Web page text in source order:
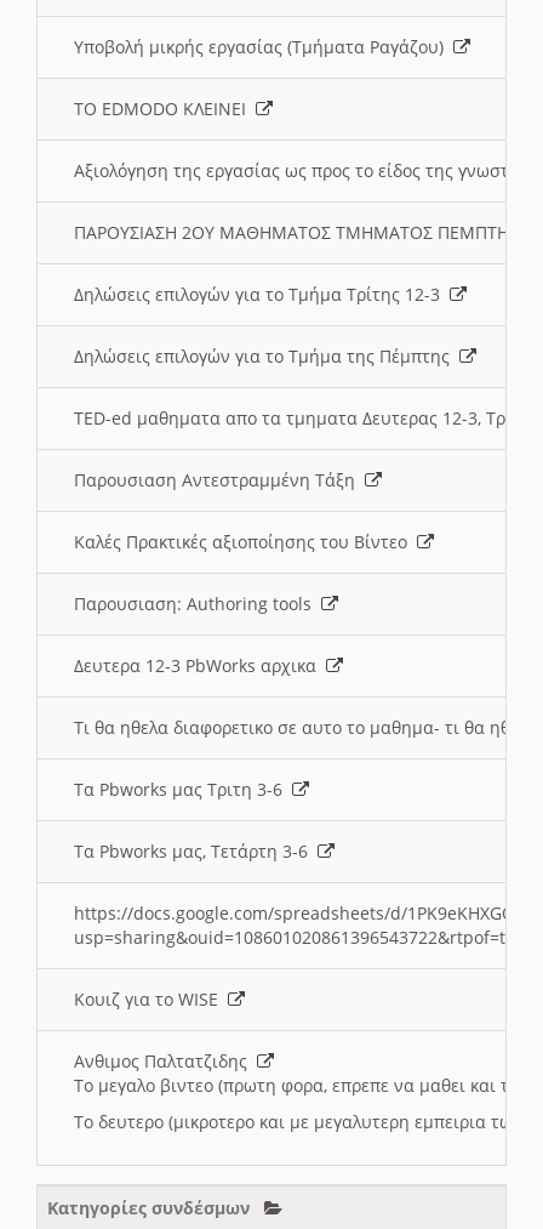
Υποβολή μικρής εργασίας (Τμήματα Ραγάζου)
ΤΟ EDMODO ΚΛΕΙΝΕΙ
Αξιολόγηση της εργασίας ως προς το είδος της
ΠΑΡΟΥΣΙΑΣΗ 2ΟΥ ΜΑΘΗΜΑΤΟΣ ΤΜΗΜΑΤΟΣ
Δηλώσεις επιλογών για το Τμήμα Τρίτης 12-3
Δηλώσεις επιλογών για το Τμήμα της Πέμπτης
TED-ed μαθηματα απο τα τμηματα Δευτερας 12-3,
Παρουσιαση Αντεστραμμένη Τάξη
Καλές Πρακτικές αξιοποίησης του Βίντεο
Παρουσιαση: Authoring tools
Δευτερα 12-3 PbWorks αρχικα
Τι θα ηθελα διαφορετικο σε αυτο το μαθημα- τι θα
Τα Pbworks μας Τριτη 3-6
Τα Pbworks μας, Τετάρτη 3-6
https://docs.google.com/spreadsheets/d/
Κουιζ για το WISE
Ανθιμος Παλτατζιδης
Το μεγαλο βιντεο (πρωτη φορα, επρεπε να μαθει και το
Το δευτερο (μικροτερο και με μεγαλυτερη εμπειρια
Κατηγορίες συνδέσμων